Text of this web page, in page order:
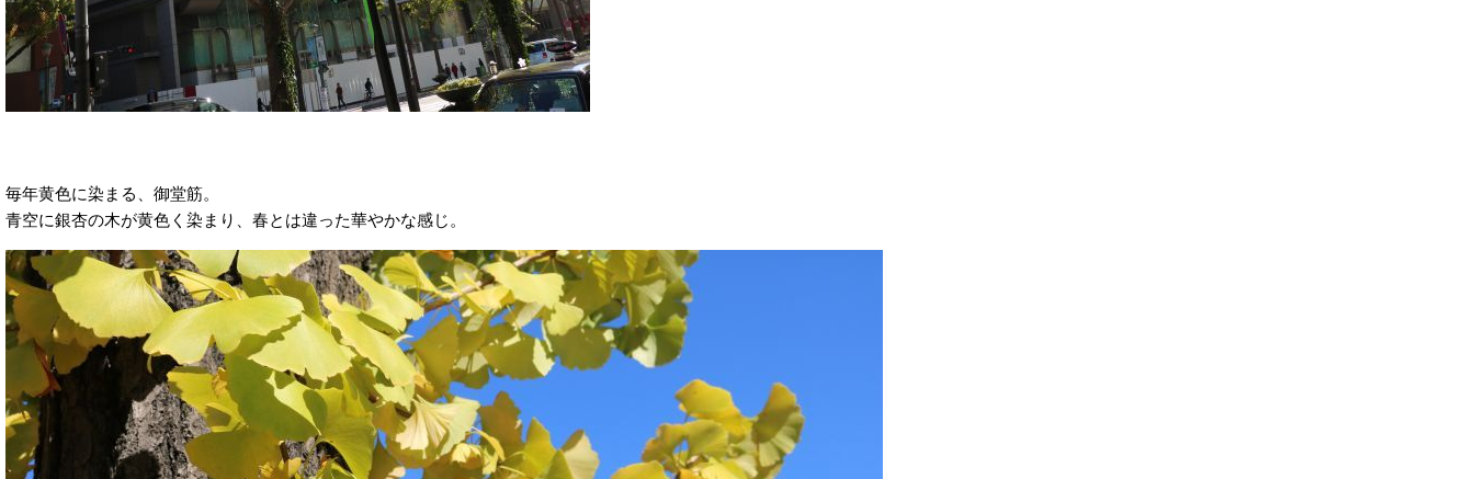
毎年黄色に染まる、御堂筋。
青空に銀杏の木が黄色く染まり、春とは違った華やかな感じ。